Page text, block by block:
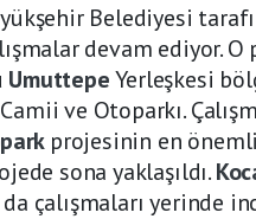
Belediyesi
devam ediyor.
UmuttepeYerleşkesi
Camii ve Otoparkı.
projesinin en
sona yaklaşıldı.
çalışmaları yerinde